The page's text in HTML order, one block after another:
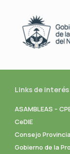
Links de interés
ASAMBLEAS –
CeDIE
Consejo
Gobierno de la